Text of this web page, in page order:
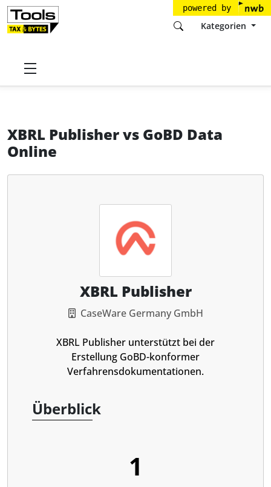
powered by
Kategorien
Startseite
XBRL Publishervs GoBD Data
Online
XBRL Publisher
CaseWare Germany GmbH
XBRL Publisher unterstützt bei der
Erstellung GoBD-konformer
Verfahrensdokumentationen.
Überblick
1